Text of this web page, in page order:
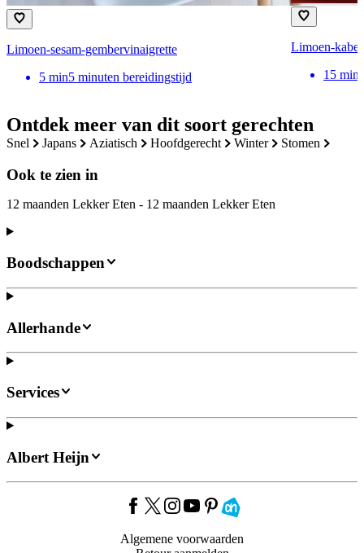
Ontdek meer van dit soort gerechten
snel japans aziatisch hoofdgerecht winter stomen
Ook te zien in
12 maanden Lekker Eten - 12 maanden Lekker Eten
Limoen-sesam-gembervinaigrette
5 min5 minuten bereidingstijd
Limoen-
15 min
Boodschappen
Allerhande
Services
Albert Heijn
Algemene voorwaarden